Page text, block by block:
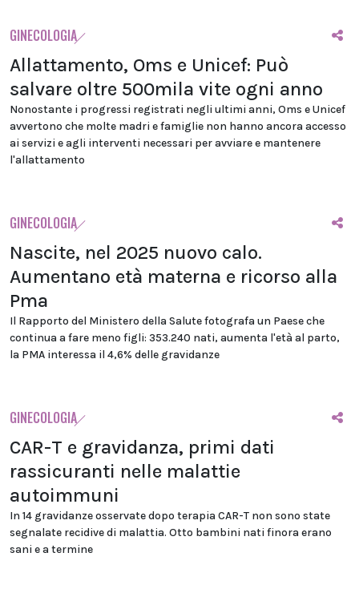
GINECOLOGIA
Allattamento, Oms e Unicef: Può
salvare oltre 500mila vite ogni anno
Nonostante i progressi registrati negli ultimi anni, Oms e Unicef
avvertono che molte madri e famiglie non hanno ancora accesso
ai servizi e agli interventi necessari per avviare e mantenere
l'allattamento
GINECOLOGIA
Nascite, nel 2025 nuovo calo.
Aumentano età materna e ricorso alla
Pma
Il Rapporto del Ministero della Salute fotografa un Paese che
continua a fare meno figli: 353.240 nati, aumenta l'età al parto,
la PMA interessa il 4,6% delle gravidanze
GINECOLOGIA
CAR-T e gravidanza, primi dati
rassicuranti nelle malattie
autoimmuni
In 14 gravidanze osservate dopo terapia CAR-T non sono state
segnalate recidive di malattia. Otto bambini nati finora erano
sani e a termine